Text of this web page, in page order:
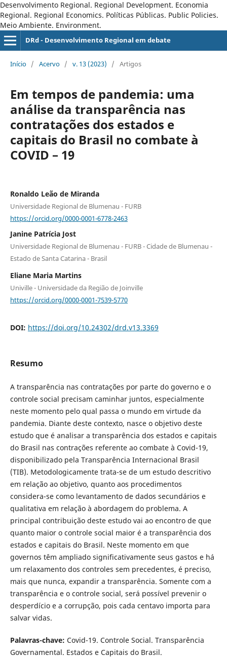
Desenvolvimento Regional. Regional Development. Economia
Regional. Regional Economics. Políticas Públicas. Public Policies.
Meio Ambiente. Environment.
DRd - Desenvolvimento Regional em debate
Início / Acervo / v. 13 (2023) / Artigos
Em tempos de pandemia: uma
análise da transparência nas
contratações dos estados e
capitais do Brasil no combate à
COVID – 19
Ronaldo Leão de Miranda
Universidade Regional de Blumenau - FURB
https://orcid.org/0000-0001-6778-2463
Janine Patrícia Jost
Universidade Regional de Blumenau - FURB - Cidade de Blumenau -
Estado de Santa Catarina - Brasil
Eliane Maria Martins
Univille - Universidade da Região de Joinville
https://orcid.org/0000-0001-7539-5770
DOI: https://doi.org/10.24302/drd.v13.3369
Resumo
A transparência nas contratações por parte do governo e o
controle social precisam caminhar juntos, especialmente
neste momento pelo qual passa o mundo em virtude da
pandemia. Diante deste contexto, nasce o objetivo deste
estudo que é analisar a transparência dos estados e capitais
do Brasil nas contrações referente ao combate à Covid-19,
disponibilizado pela Transparência Internacional Brasil
(TIB). Metodologicamente trata-se de um estudo descritivo
em relação ao objetivo, quanto aos procedimentos
considera-se como levantamento de dados secundários e
qualitativa em relação à abordagem do problema. A
principal contribuição deste estudo vai ao encontro de que
quanto maior o controle social maior é a transparência dos
estados e capitais do Brasil. Neste momento em que
governos têm ampliado significativamente seus gastos e há
um relaxamento dos controles sem precedentes, é preciso,
mais que nunca, expandir a transparência. Somente com a
transparência e o controle social, será possível prevenir o
desperdício e a corrupção, pois cada centavo importa para
salvar vidas.
Palavras-chave: Covid-19. Controle Social. Transparência
Governamental. Estados e Capitais do Brasil.